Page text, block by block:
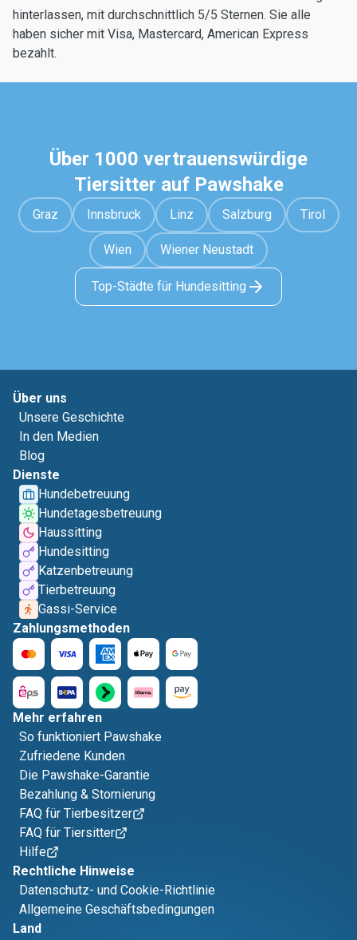
hinterlassen, mit durchschnittlich 5/5 Sternen. Sie alle
haben sicher mit Visa, Mastercard, American Express
bezahlt.
Über 1000 vertrauenswürdige
Tiersitter auf Pawshake
Graz Innsbruck Linz Salzburg Tirol
Wien Wiener Neustadt
Top-Städte für Hundesitting
Über uns
Unsere Geschichte
In den Medien
Blog
Dienste
Hundebetreuung
Hundetagesbetreuung
Haussitting
Hundesitting
Katzenbetreuung
Tierbetreuung
Gassi-Service
Zahlungsmethoden
Mehr erfahren
So funktioniert Pawshake
Zufriedene Kunden
Die Pawshake-Garantie
Bezahlung & Stornierung
FAQ für Tierbesitzer
FAQ für Tiersitter
Hilfe
Rechtliche Hinweise
Datenschutz- und Cookie-Richtlinie
Allgemeine Geschäftsbedingungen
Land